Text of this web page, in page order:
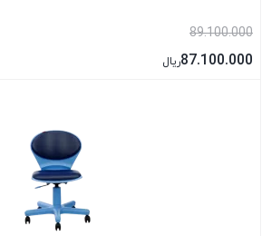
89.100.000
87.100.000ریال